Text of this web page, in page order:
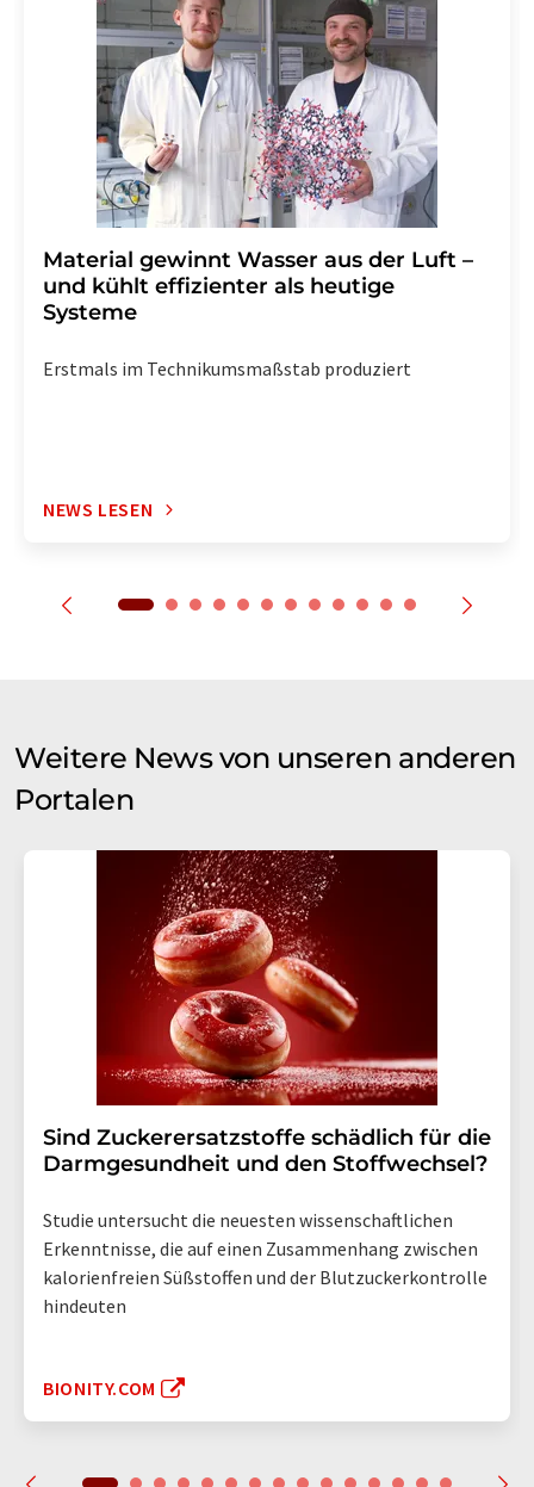
widerruf@lumitos.commit Wirkung für die Zukunft
widerrufen. Zudem ist in jeder E-Mail ein Link zur
Abbestellung des entsprechenden Newsletters
enthalten.
Material gewinnt Wasser aus der Luft –
und kühlt effizienter als heutige
Systeme
Erstmals im Technikumsmaßstab produziert
NEWS LESEN
Weitere News von unseren anderen
Portalen
Sind Zuckerersatzstoffe schädlich für die
Darmgesundheit und den Stoffwechsel?
Studie untersucht die neuesten wissenschaftlichen
Erkenntnisse, die auf einen Zusammenhang zwischen
kalorienfreien Süßstoffen und der Blutzuckerkontrolle
hindeuten
BIONITY.COM